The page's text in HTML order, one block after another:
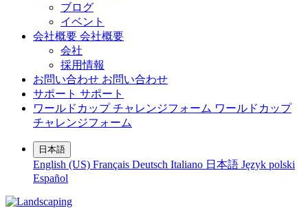
ブログ
イベント
会社概要 会社概要
会社
採用情報
お問い合わせ お問い合わせ
サポート サポート
ワールドカップ チャレンジフォーム ワールドカップ
チャレンジフォーム
日本語
English (US) Français Deutsch Italiano 日本語 Język polski
Español